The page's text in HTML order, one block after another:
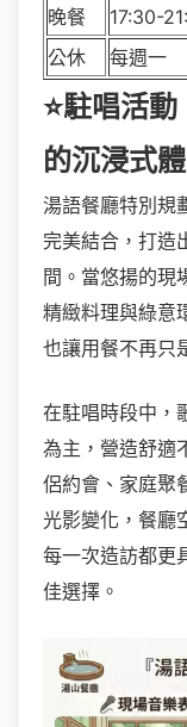
晚餐
17:30-
公休
每週一
⭐駐唱活
的沉浸式體
湯語餐廳特別規
完美結合，打造
間。當悠揚的現
精緻料理與綠意
也讓用餐不再只
在駐唱時段中，
為主，營造舒適
侶約會、家庭聚
光影變化，餐廳
每一次造訪都更
佳選擇。